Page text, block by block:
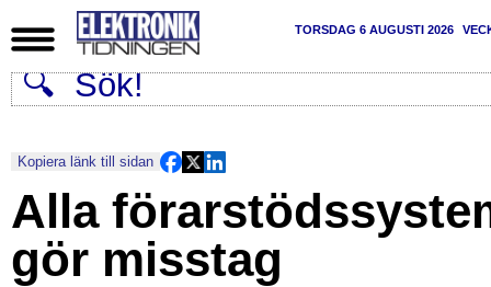
TORSDAG 6 AUGUSTI 2026
Kopiera länk till sidan
Alla
gör misstag